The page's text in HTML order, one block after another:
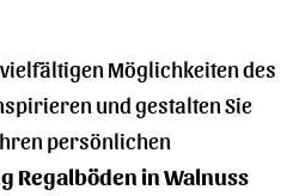
Möglichkeiten des
und gestalten Sie
persönlichen
Regalböden in Walnuss